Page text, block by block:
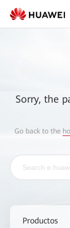
Sorry, the
Go back to the
Productos